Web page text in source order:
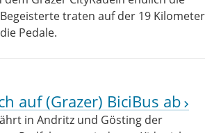
traten auf der 19 Kilometer
Pedale.
auf (Grazer) BiciBus ab
in Andritz und Gösting der